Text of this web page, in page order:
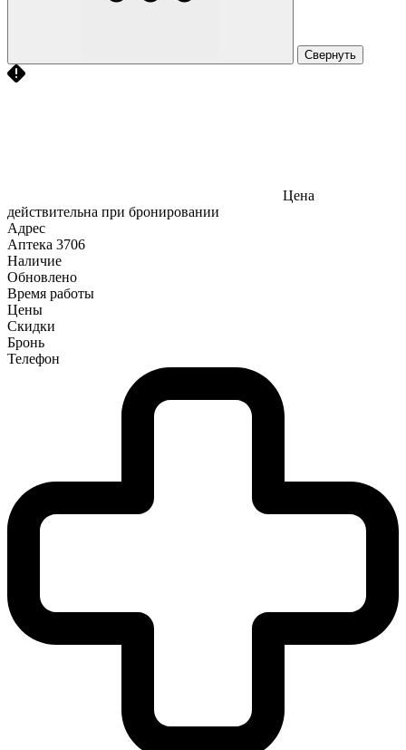
Свернуть
Цена
действительна при бронировании
Адрес
Аптека 3706
Наличие
Обновлено
Время работы
Цены
Скидки
Бронь
Телефон